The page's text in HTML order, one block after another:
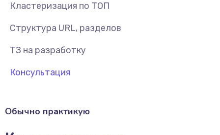
Кластеризация по ТОП
Структура URL, разделов
ТЗ на разработку
Консультация
Обычно практикую